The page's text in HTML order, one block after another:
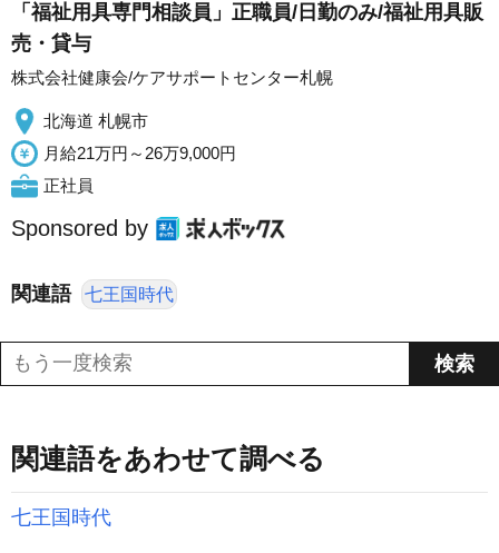
「福祉用具専門相談員」正職員/日勤のみ/福祉用具販
売・貸与
株式会社健康会/ケアサポートセンター札幌
北海道 札幌市
月給21万円～26万9,000円
正社員
Sponsored by
関連語 七王国時代
関連語をあわせて調べる
七王国時代